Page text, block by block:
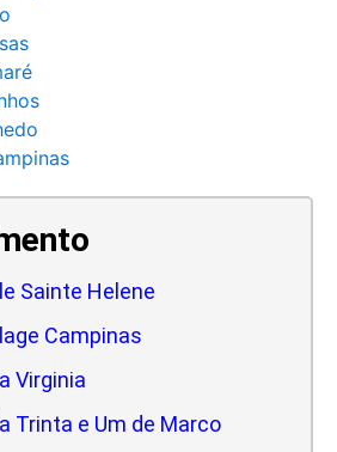
Sainte Helene
Campinas
Virginia
Trinta e Um de Marco